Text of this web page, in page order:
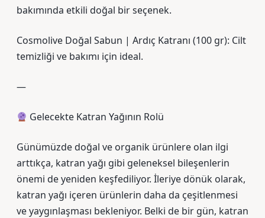
bakımında etkili doğal bir seçenek.
Cosmolive Doğal Sabun | Ardıç Katranı (100 gr): Cilt
temizliği ve bakımı için ideal.
—
Gelecekte Katran Yağının Rolü
Günümüzde doğal ve organik ürünlere olan ilgi
arttıkça, katran yağı gibi geleneksel bileşenlerin
önemi de yeniden keşfediliyor. İleriye dönük olarak,
katran yağı içeren ürünlerin daha da çeşitlenmesi
ve yaygınlaşması bekleniyor. Belki de bir gün, katran